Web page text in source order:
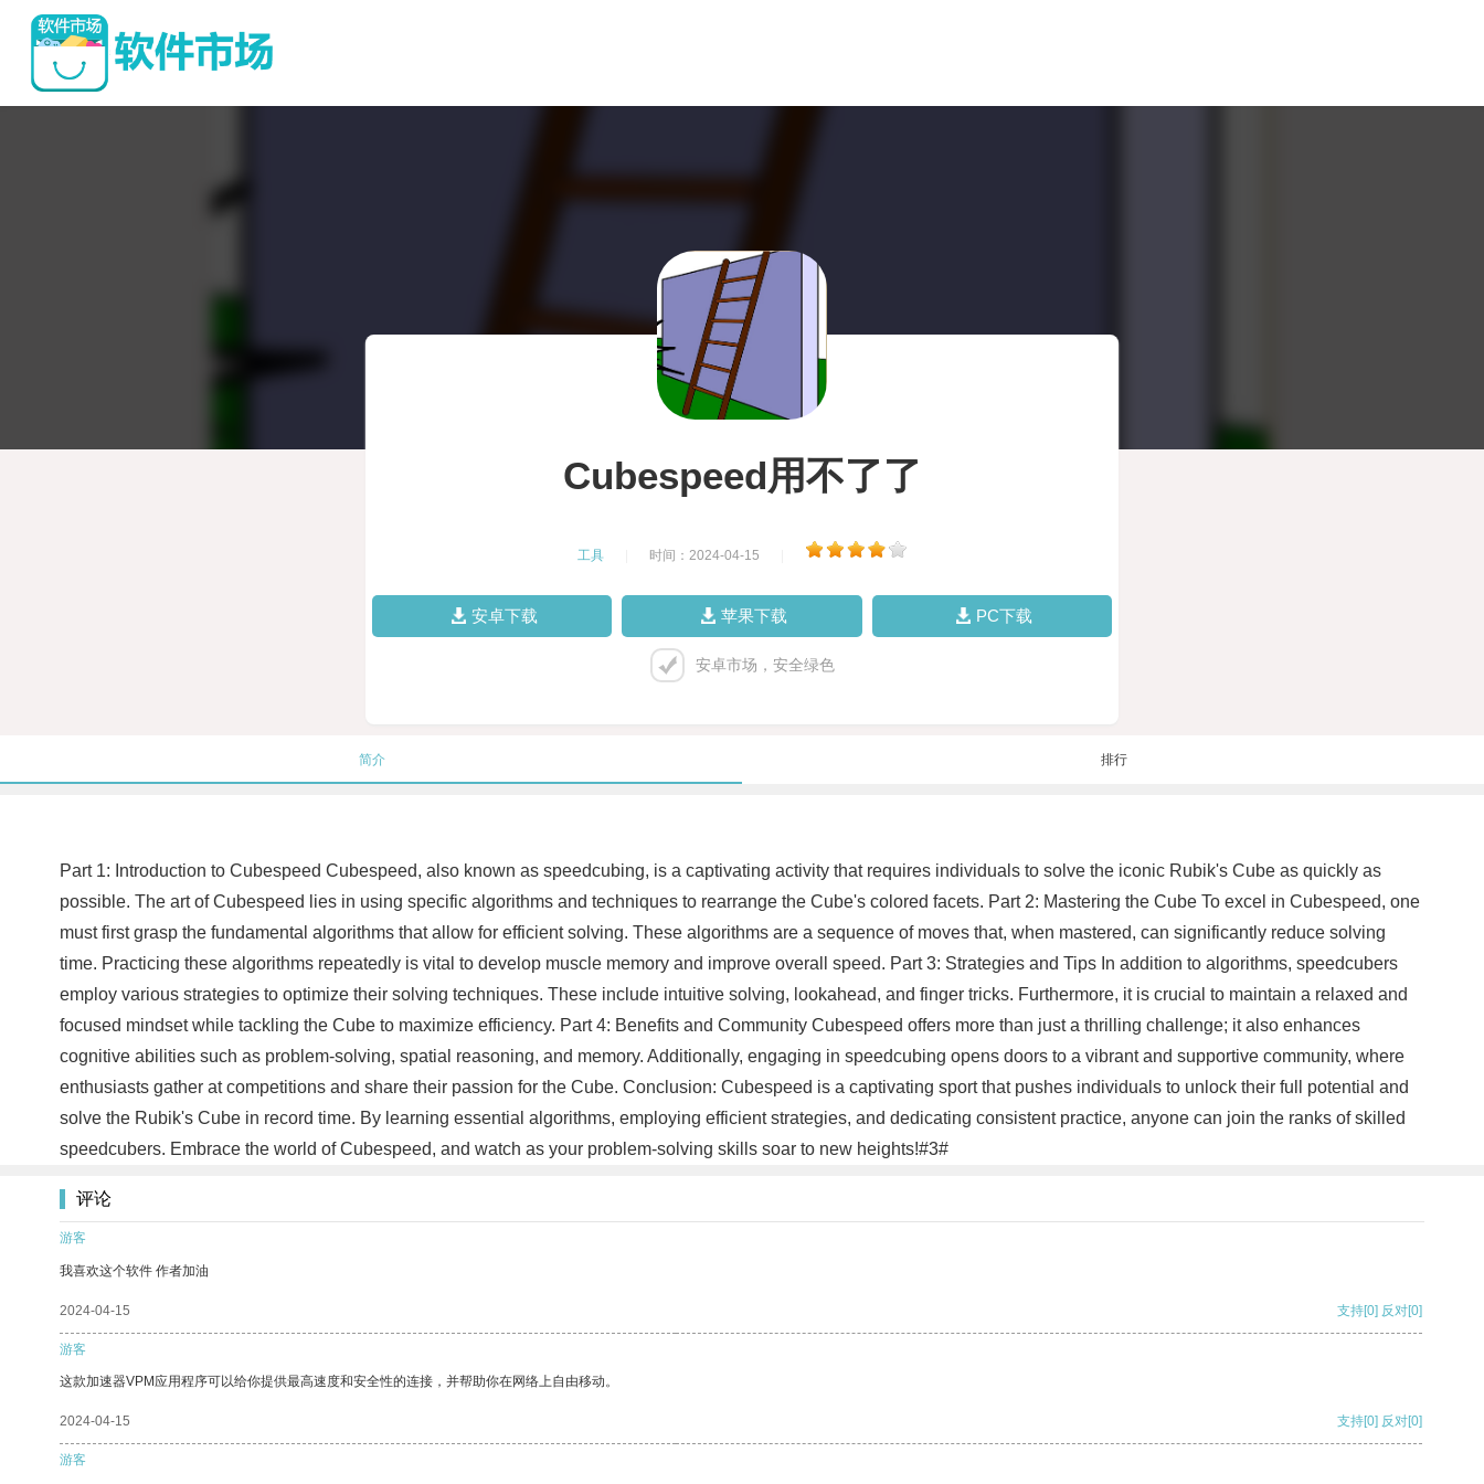
Cubespeed用不了了
工具 时间：2024-04-15
安卓下载 苹果下载 PC下载
安卓市场，安全绿色
简介 排行
Part 1: Introduction to Cubespeed Cubespeed, also known as speedcubing, is a captivating activity that requires individuals to solve the iconic Rubik's Cube as quickly as
possible. The art of Cubespeed lies in using specific algorithms and techniques to rearrange the Cube's colored facets. Part 2: Mastering the Cube To excel in Cubespeed, one
must first grasp the fundamental algorithms that allow for efficient solving. These algorithms are a sequence of moves that, when mastered, can significantly reduce solving
time. Practicing these algorithms repeatedly is vital to develop muscle memory and improve overall speed. Part 3: Strategies and Tips In addition to algorithms, speedcubers
employ various strategies to optimize their solving techniques. These include intuitive solving, lookahead, and finger tricks. Furthermore, it is crucial to maintain a relaxed and
focused mindset while tackling the Cube to maximize efficiency. Part 4: Benefits and Community Cubespeed offers more than just a thrilling challenge; it also enhances
cognitive abilities such as problem-solving, spatial reasoning, and memory. Additionally, engaging in speedcubing opens doors to a vibrant and supportive community, where
enthusiasts gather at competitions and share their passion for the Cube. Conclusion: Cubespeed is a captivating sport that pushes individuals to unlock their full potential and
solve the Rubik's Cube in record time. By learning essential algorithms, employing efficient strategies, and dedicating consistent practice, anyone can join the ranks of skilled
speedcubers. Embrace the world of Cubespeed, and watch as your problem-solving skills soar to new heights!#3#
评论
游客
我喜欢这个软件 作者加油
2024-04-15 支持[0] 反对[0]
游客
这款加速器VPM应用程序可以给你提供最高速度和安全性的连接，并帮助你在网络上自由移动。
2024-04-15 支持[0] 反对[0]
游客